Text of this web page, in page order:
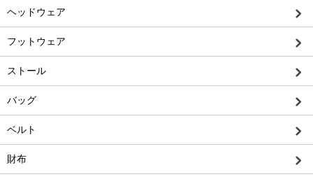
ヘッドウェア
フットウェア
ストール
バッグ
ベルト
財布